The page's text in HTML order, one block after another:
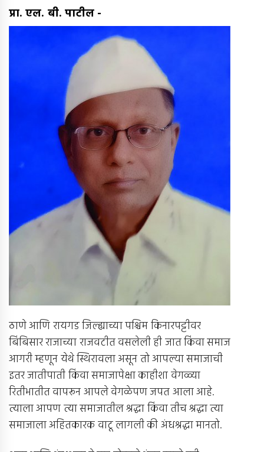
प्रा. एल. बी. पाटील-
ठाणे आणि रायगड जिल्ह्याच्या पश्चिम किनारपट्टीवर
बिंबिसार राजाच्या राजवटीत वसलेली ही जात किंवा समाज
आगरी म्हणून येथे स्थिरावला असून तो आपल्या समाजाची
इतर जातीपाती किंवा समाजापेक्षा काहीशा वेगळ्या
रितीभातीत वापरून आपले वेगळेपण जपत आला आहे.
त्याला आपण त्या समाजातील श्रद्धा किंवा तीच श्रद्धा त्या
समाजाला अहितकारक वाटू लागली की अंधश्रद्धा मानतो.